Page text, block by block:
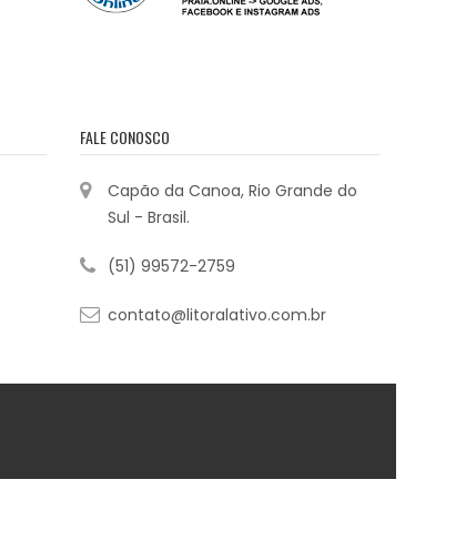
FALE CONOSCO
Capão da Canoa, Rio Grande do
Sul - Brasil.
(51) 99572-2759
contato@litoralativo.com.br